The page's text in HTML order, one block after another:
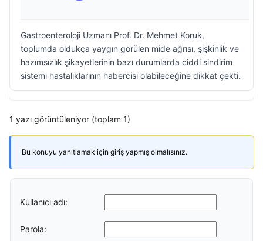
Gastroenteroloji Uzmanı Prof. Dr. Mehmet Koruk,
toplumda oldukça yaygın görülen mide ağrısı, şişkinlik ve
hazımsızlık şikayetlerinin bazı durumlarda ciddi sindirim
sistemi hastalıklarının habercisi olabileceğine dikkat çekti.
1 yazı görüntüleniyor (toplam 1)
Bu konuyu yanıtlamak için giriş yapmış olmalısınız.
Kullanıcı adı:
Parola: